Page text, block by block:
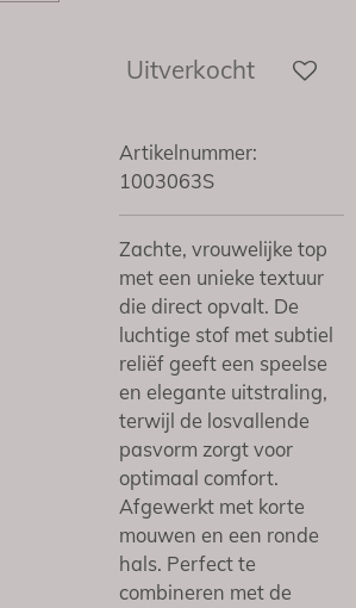
Uitverkocht
Artikelnummer:
1003063S
Zachte, vrouwelijke top
met een unieke textuur
die direct opvalt. De
luchtige stof met subtiel
reliëf geeft een speelse
en elegante uitstraling,
terwijl de losvallende
pasvorm zorgt voor
optimaal comfort.
Afgewerkt met korte
mouwen en een ronde
hals. Perfect te
combineren met de